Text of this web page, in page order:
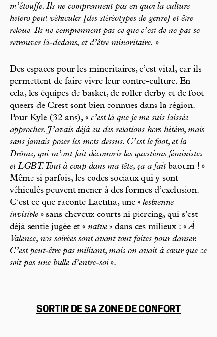
m’étouffe. Ils ne comprennent pas en quoi la culture
hétéro peut véhiculer [des stéréotypes de genre] et être
reloue. Ils ne comprennent pas ce que c’est de ne pas se
retrouver là-dedans, et d’être minoritaire. »
Des espaces pour les minoritaires, c’est vital, car ils
permettent de faire vivre leur contre-culture. En
cela, les équipes de basket, de roller derby et de foot
queers de Crest sont bien connues dans la région.
Pour Kyle (32 ans), « c’est là que je me suis laissée
approcher. J’avais déjà eu des relations hors hétéro, mais
sans jamais poser les mots dessus. C’est le foot, et la
Drôme, qui m’ont fait découvrir les questions féministes
et LGBT. Tout à coup dans ma tête, ça a faitbaoum ! »
Même si parfois, les codes sociaux qui y sont
véhiculés peuvent mener à des formes d’exclusion.
C’est ce que raconte Laetitia, une « lesbienne
invisible » sans cheveux courts ni piercing, qui s’est
déjà sentie jugée et « naïve » dans ces milieux : «À
Valence, nos soirées sont avant tout faites pour danser.
C’est peut-être pas militant, mais on avait à cœur que ce
soit pas une bulle d’entre-soi ».
SORTIR DE SA ZONE DE CONFORT